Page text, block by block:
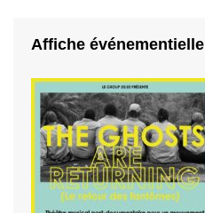
Affiche événementielle